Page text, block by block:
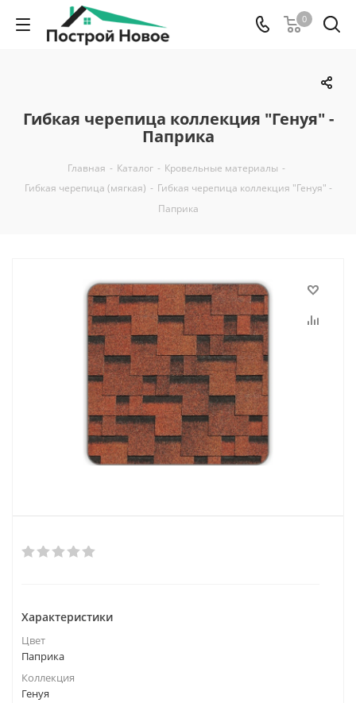
0
Гибкая черепица коллекция "Генуя" -
Паприка
Главная - Каталог - Кровельные материалы -
Гибкая черепица (мягкая) - Гибкая черепица коллекция "Генуя" -
Паприка
Характеристики
Цвет
Паприка
Коллекция
Генуя